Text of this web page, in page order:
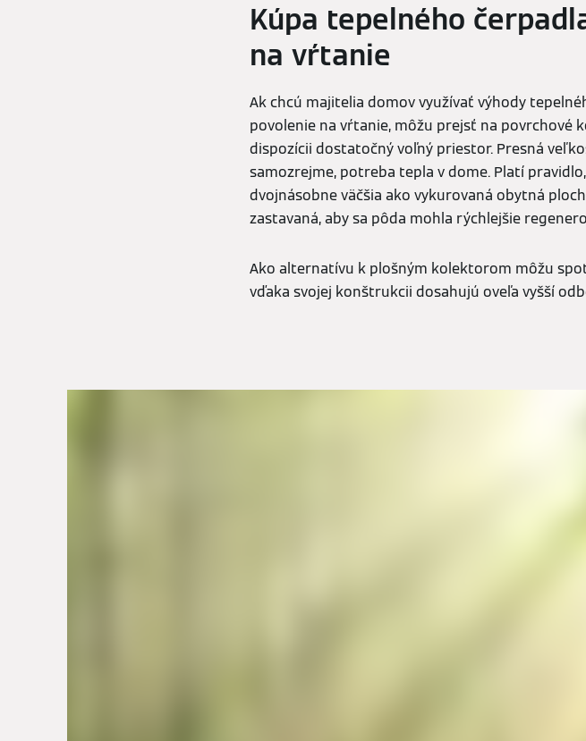
Kúpa tepelného
na vŕtanie
Ak chcú majitelia domov využívať výhody
povolenie na vŕtanie, môžu prejsť na povrchové
dispozícii dostatočný voľný priestor. Presná
samozrejme, potreba tepla v dome. Platí
dvojnásobne väčšia ako vykurovaná obytná
zastavaná, aby sa pôda mohla rýchlejšie
Ako alternatívu k plošným kolektorom môžu
vďaka svojej konštrukcii dosahujú oveľa vyšší